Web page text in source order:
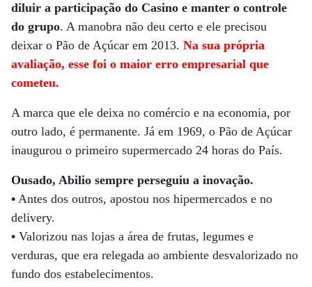
diluir a participação do Casino e manter o controle
do grupo. A manobra não deu certo e ele precisou
deixar o Pão de Açúcar em 2013. Na sua própria
avaliação, esse foi o maior erro empresarial que
cometeu.
A marca que ele deixa no comércio e na economia, por
outro lado, é permanente. Já em 1969, o Pão de Açúcar
inaugurou o primeiro supermercado 24 horas do País.
Ousado, Abilio sempre perseguiu a inovação.
• Antes dos outros, apostou nos hipermercados e no
delivery.
• Valorizou nas lojas a área de frutas, legumes e
verduras, que era relegada ao ambiente desvalorizado no
fundo dos estabelecimentos.